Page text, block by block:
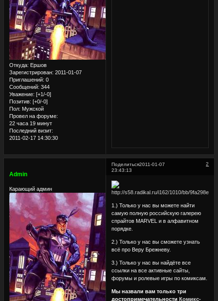
Откуда: Ершов
Зарегистрирован: 2011-01-07
Приглашений: 0
Сообщений: 344
Уважение: [+1/-0]
Позитив: [+0/-0]
Пол: Мужской
Провел на форуме:
22 часа 19 минут
Последний визит:
2011-02-17 14:30:30
Поделиться 2
2011-01-07
23:43:13
Admin
Карающий админ
1.) Только у нас вы можете найти
самую полную российскую галерею
спрайтов MARVEL и в алфавитном
порядке.
2.) Только у нас вы сможете узнать
всё про Веру Брежневу.
3.) Только у нас вы найдёте все
ссылки на все активные сайты,
форумы и ролевые игры по комиксам.
Мы назвали вам только три
достопримечательности Комикс-